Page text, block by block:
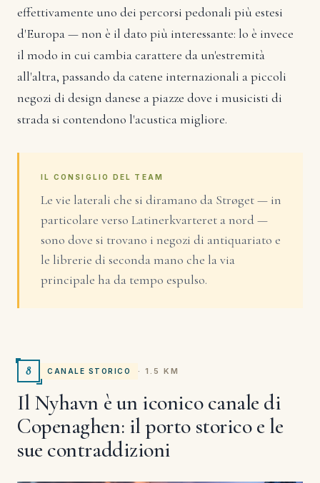
effettivamente uno dei percorsi pedonali più estesi
d'Europa — non è il dato più interessante: lo è invece
il modo in cui cambia carattere da un'estremità
all'altra, passando da catene internazionali a piccoli
negozi di design danese a piazze dove i musicisti di
strada si contendono l'acustica migliore.
IL CONSIGLIO DEL TEAM
Le vie laterali che si diramano da Strøget — in
particolare verso Latinerkvarteret a nord —
sono dove si trovano i negozi di antiquariato e
le librerie di seconda mano che la via
principale ha da tempo espulso.
8 CANALE STORICO · 1.5 KM
Il Nyhavn è un iconico canale di
Copenaghen: il porto storico e le
sue contraddizioni